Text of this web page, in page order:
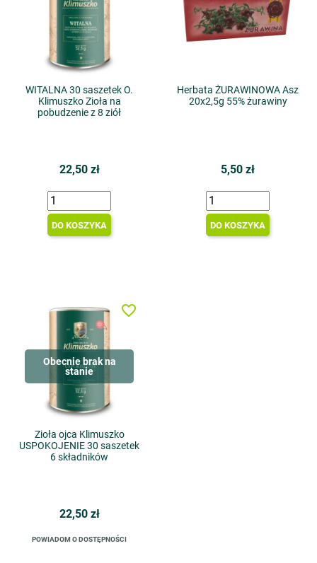
WITALNA 30 saszetek O.
Klimuszko Zioła na
pobudzenie z 8 ziół
22,50 zł
DO KOSZYKA
Herbata ŻURAWINOWA Asz
20x2,5g 55% żurawiny
5,50 zł
DO KOSZYKA
Obecnie brak na
stanie
Zioła ojca Klimuszko
USPOKOJENIE 30 saszetek
6 składników
22,50 zł
POWIADOM O DOSTĘPNOŚCI
favorite_border